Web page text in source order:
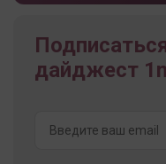
дайджест